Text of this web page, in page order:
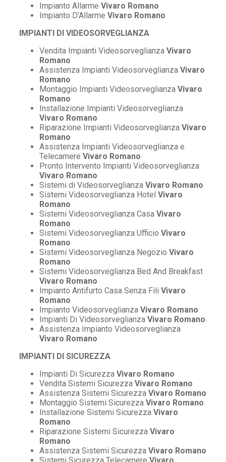
Impianto Allarme Vivaro Romano
Impianto D’Allarme Vivaro Romano
IMPIANTI DI VIDEOSORVEGLIANZA
Vendita Impianti Videosorveglianza Vivaro
Romano
Assistenza Impianti Videosorveglianza Vivaro
Romano
Montaggio Impianti Videosorveglianza Vivaro
Romano
Installazione Impianti Videosorveglianza
Vivaro Romano
Riparazione Impianti Videosorveglianza Vivaro
Romano
Assistenza Impianti Videosorveglianza e
Telecamere Vivaro Romano
Pronto Intervento Impianti Videosorveglianza
Vivaro Romano
Sistemi di Videosorveglianza Vivaro Romano
Sistemi Videosorveglianza Hotel Vivaro
Romano
Sistemi Videosorveglianza Casa Vivaro
Romano
Sistemi Videosorveglianza Ufficio Vivaro
Romano
Sistemi Videosorveglianza Negozio Vivaro
Romano
Sistemi Videosorveglianza Bed And Breakfast
Vivaro Romano
Impianto Antifurto Casa Senza Fili Vivaro
Romano
Impianto Videosorveglianza Vivaro Romano
Impianti Di Videosorveglianza Vivaro Romano
Assistenza Impianto Videosorveglianza
Vivaro Romano
IMPIANTI DI SICUREZZA
Impianti Di Sicurezza Vivaro Romano
Vendita Sistemi Sicurezza Vivaro Romano
Assistenza Sistemi Sicurezza Vivaro Romano
Montaggio Sistemi Sicurezza Vivaro Romano
Installazione Sistemi Sicurezza Vivaro
Romano
Riparazione Sistemi Sicurezza Vivaro
Romano
Assistenza Sistemi Sicurezza Vivaro Romano
Sistemi Sicurezza Telecamere Vivaro